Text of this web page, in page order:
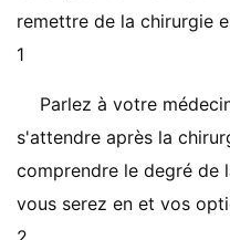
remettre de la chirurgie
1
Parlez à votre
s'attendre après la
comprendre le degré de
vous serez en et vos